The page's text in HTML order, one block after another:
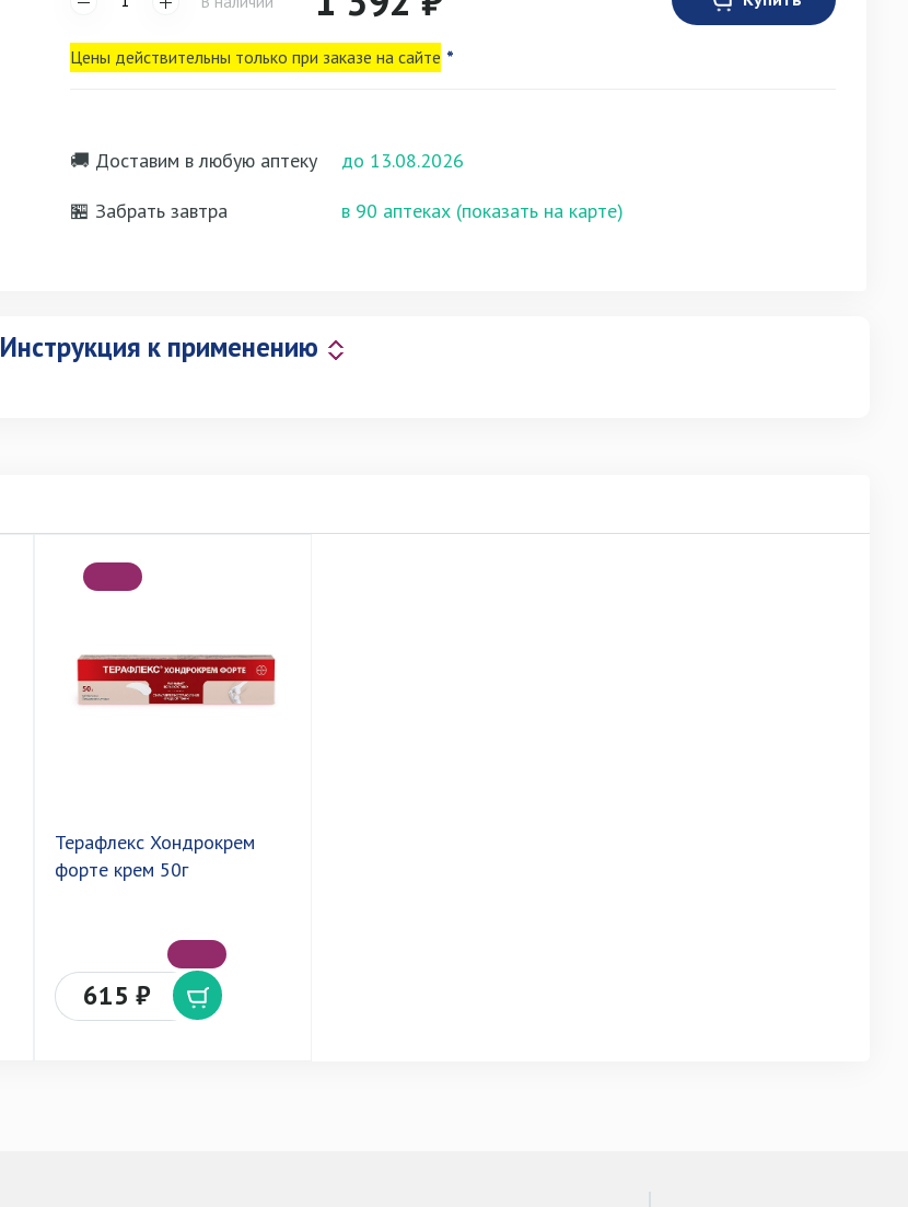
Цены действительны только при заказе на сайте *
🚚 Доставим в любую аптеку
до 13.08.2026
🏪 Забрать завтра
в 90 аптеках (показать на карте)
Инструкция к применению
Терафлекс Хондрокрем
форте крем 50г
615 ₽